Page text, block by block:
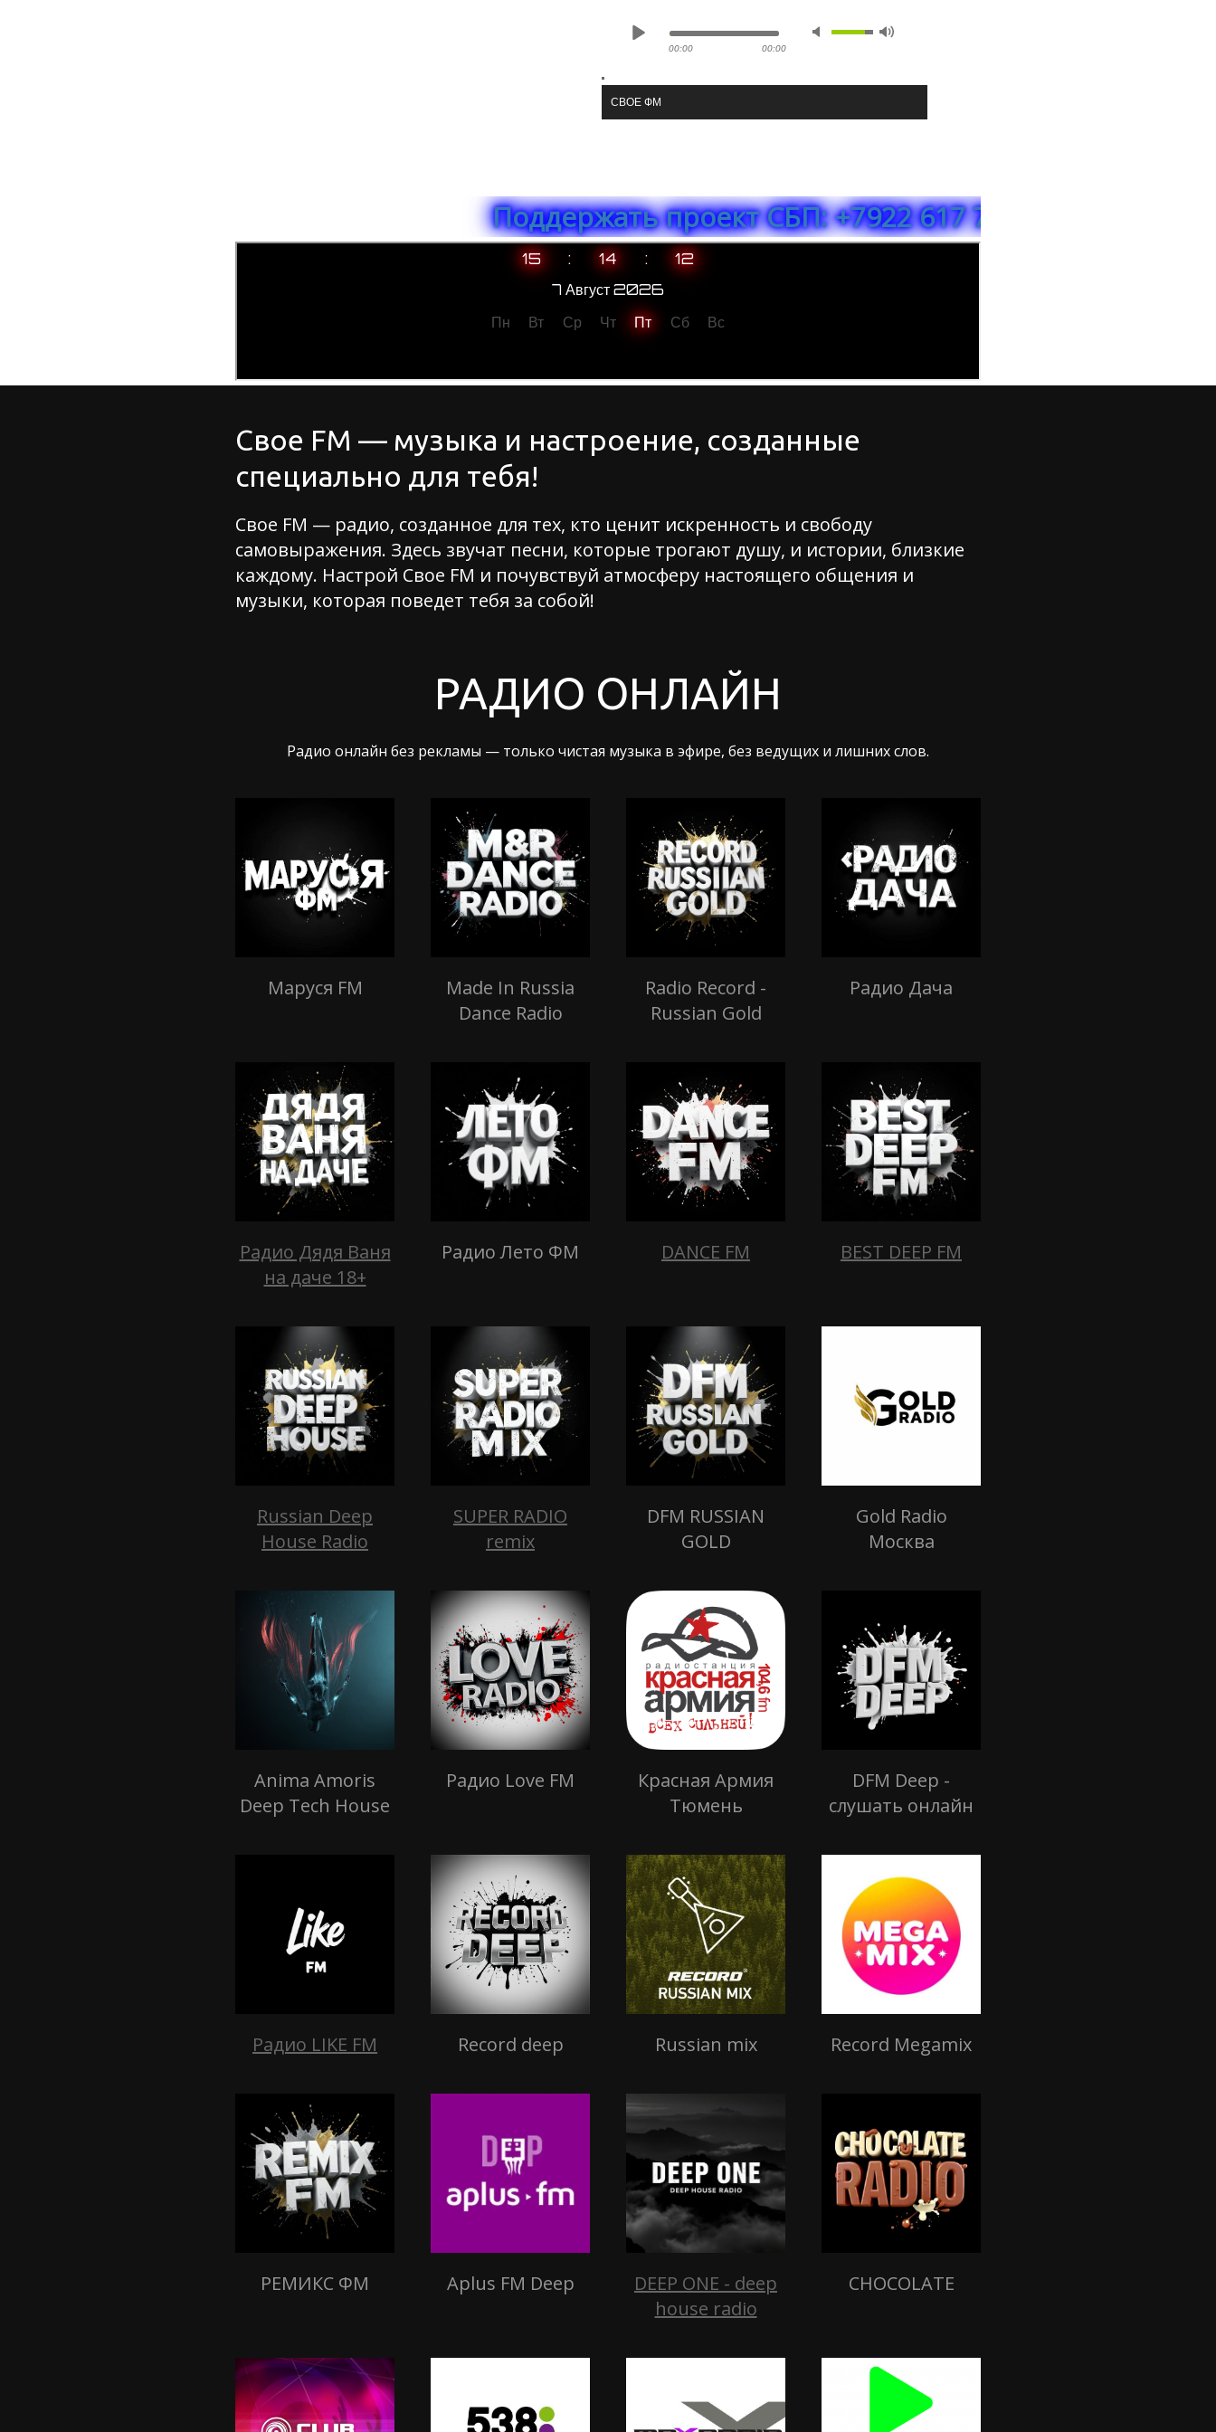
00:00 00:00
СВОЕ ФМ
Поддержать проект СБП: +7922 617 76 78 МТС БАНК
Свое FM — музыка и настроение, созданные
специально для тебя!
Свое FM — радио, созданное для тех, кто ценит искренность и свободу
самовыражения. Здесь звучат песни, которые трогают душу, и истории, близкие
каждому. Настрой Свое FM и почувствуй атмосферу настоящего общения и
музыки, которая поведет тебя за собой!
РАДИО ОНЛАЙН
Радио онлайн без рекламы — только чистая музыка в эфире, без ведущих и лишних слов.
Маруся FM
Made In Russia
Dance Radio
Radio Record -
Russian Gold
Радио Дача
Радио Дядя Ваня
на даче 18+
Радио Лето ФМ DANCE FM BEST DEEP FM
Russian Deep
House Radio
SUPER RADIO
remix
DFM RUSSIAN
GOLD
Gold Radio
Москва
Anima Amoris
Deep Tech House
Радио Love FM
Красная Армия
Тюмень
DFM Deep -
слушать онлайн
Радио LIKE FM Record deep Russian mix Record Megamix
РЕМИКС ФМ Aplus FM Deep
DEEP ONE - deep
house radio
CHOCOLATE